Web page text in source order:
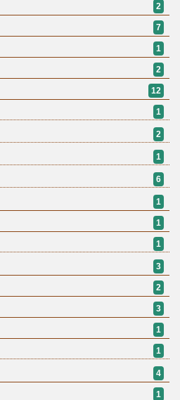
2
7
1
2
12
1
2
1
6
1
1
1
3
2
3
1
1
4
1